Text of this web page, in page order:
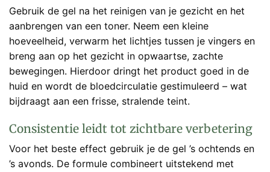
Gebruik de gel na het reinigen van je gezicht en het
aanbrengen van een toner. Neem een kleine
hoeveelheid, verwarm het lichtjes tussen je vingers en
breng aan op het gezicht in opwaartse, zachte
bewegingen. Hierdoor dringt het product goed in de
huid en wordt de bloedcirculatie gestimuleerd – wat
bijdraagt aan een frisse, stralende teint.
Consistentie leidt tot zichtbare verbetering
Voor het beste effect gebruik je de gel ’s ochtends en
’s avonds. De formule combineert uitstekend met